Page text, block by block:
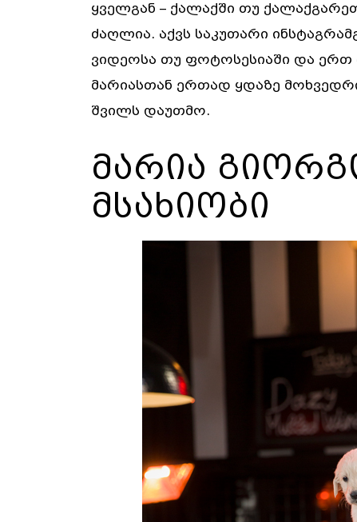
ყველგან – ქალაქში თუ
ძაღლია. აქვს საკუთარი
ვიდეოსა თუ ფოტოსესიაში და
მარიასთან ერთად ყდაზე
შვილს დაუთმო.
მარია
მსახიობი